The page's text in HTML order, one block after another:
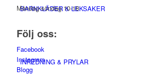
BARNKLÄDER & LEKSAKER
INREDNING & PRYLAR
Måndag-söndag 10-18
Följ oss:
Facebook
Instagram
Blogg